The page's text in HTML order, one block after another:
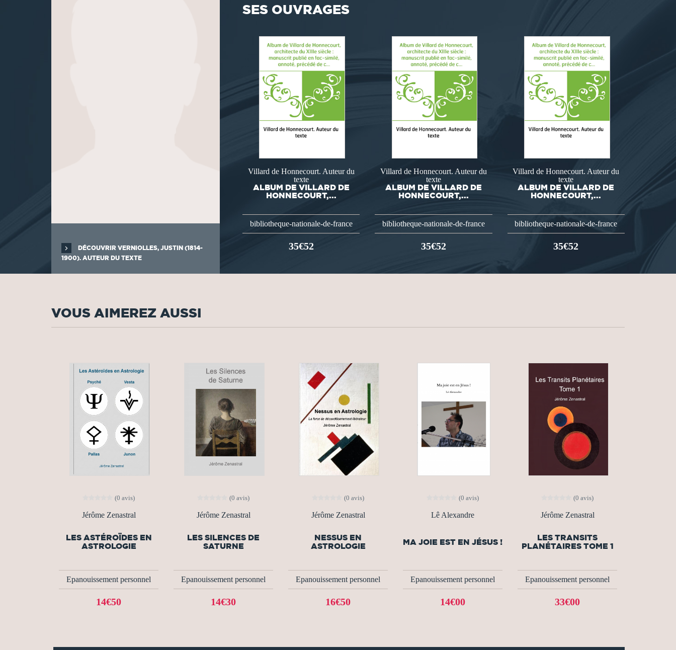
DÉCOUVRIR VERNIOLLES, JUSTIN (1814-
1900). AUTEUR DU TEXTE
SES OUVRAGES
Villard de Honnecourt. Auteur du
texte
ALBUM DE VILLARD DE
HONNECOURT,...
bibliotheque-nationale-de-france
35€52
Villard de Honnecourt. Auteur du
texte
ALBUM DE VILLARD DE
HONNECOURT,...
bibliotheque-nationale-de-france
35€52
Villard de Honnecourt. Auteur du
texte
ALBUM DE VILLARD DE
HONNECOURT,...
bibliotheque-nationale-de-france
35€52
VOUS AIMEREZ AUSSI
(0 avis)
Jérôme Zenastral
LES ASTÉROÏDES EN
ASTROLOGIE
Epanouissement personnel
14€50
(0 avis)
Jérôme Zenastral
LES SILENCES DE
SATURNE
Epanouissement personnel
14€30
(0 avis)
Jérôme Zenastral
NESSUS EN
ASTROLOGIE
Epanouissement personnel
16€50
(0 avis)
Lê Alexandre
MA JOIE EST EN JÉSUS !
Epanouissement personnel
14€00
(0 avis)
Jérôme Zenastral
LES TRANSITS
PLANÉTAIRES TOME 1
Epanouissement personnel
33€00